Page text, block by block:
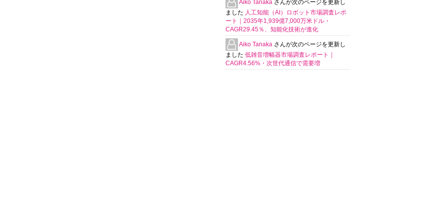
Aiko Tanaka さんが次のページを更新し
ました 人工知能（AI）ロボット市場調査レポ
ート｜2035年1,939億7,000万米ドル・
CAGR29.45％、知能化技術が進化
Aiko Tanaka さんが次のページを更新し
ました 低雑音増幅器市場調査レポート｜
CAGR4.56%・次世代通信で需要増